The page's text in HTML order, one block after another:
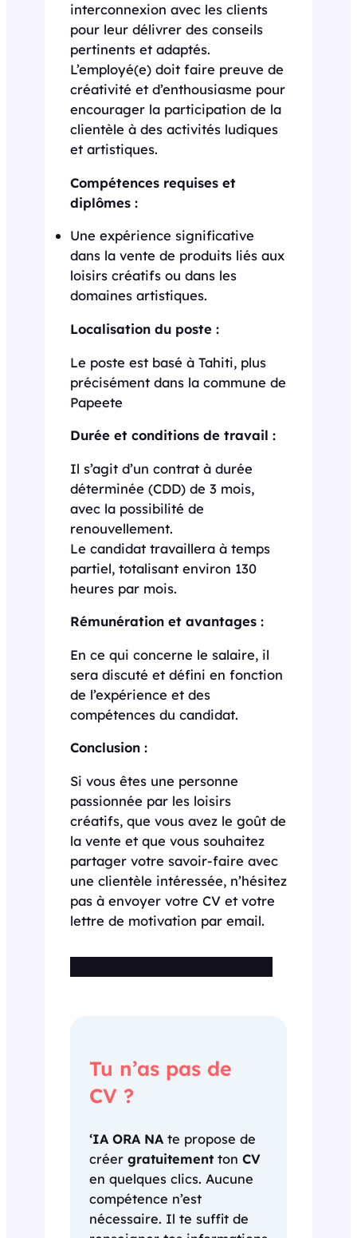
interconnexion avec les clients
pour leur délivrer des conseils
pertinents et adaptés.
L’employé(e) doit faire preuve de
créativité et d’enthousiasme pour
encourager la participation de la
clientèle à des activités ludiques
et artistiques.
Compétences requises et
diplômes :
Une expérience significative
dans la vente de produits liés aux
loisirs créatifs ou dans les
domaines artistiques.
Localisation du poste :
Le poste est basé à Tahiti, plus
précisément dans la commune de
Papeete
Durée et conditions de travail :
Il s’agit d’un contrat à durée
déterminée (CDD) de 3 mois,
avec la possibilité de
renouvellement.
Le candidat travaillera à temps
partiel, totalisant environ 130
heures par mois.
Rémunération et avantages :
En ce qui concerne le salaire, il
sera discuté et défini en fonction
de l’expérience et des
compétences du candidat.
Conclusion :
Si vous êtes une personne
passionnée par les loisirs
créatifs, que vous avez le goût de
la vente et que vous souhaitez
partager votre savoir-faire avec
une clientèle intéressée, n’hésitez
pas à envoyer votre CV et votre
lettre de motivation par email.
Tu n’as pas de
CV ?
‘IA ORA NA te propose de
créer gratuitementton CV
en quelques clics. Aucune
compétence n’est
nécessaire. Il te suffit de